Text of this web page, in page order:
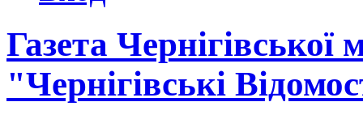
Газета Чернігівської
"Чернігівські